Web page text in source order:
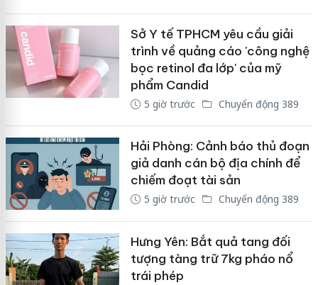
Sở Y tế TPHCM yêu cầu giải
trình về quảng cáo 'công nghệ
bọc retinol đa lớp' của mỹ
phẩm Candid
5 giờ trước Chuyển động 389
Hải Phòng: Cảnh báo thủ đoạn
giả danh cán bộ địa chính để
chiếm đoạt tài sản
5 giờ trước Chuyển động 389
Hưng Yên: Bắt quả tang đối
tượng tàng trữ 7kg pháo nổ
trái phép